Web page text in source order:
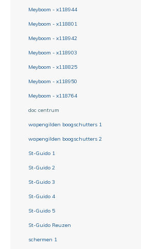
Meyboom - x118944
Meyboom - x118801
Meyboom - x118942
Meyboom - x118903
Meyboom - x118825
Meyboom - x118950
Meyboom - x118764
doc centrum
wapengilden boogschutters 1
wapengilden boogschutters 2
St-Guido 1
St-Guido 2
St-Guido 3
St-Guido 4
St-Guido 5
St-Guido Reuzen
schermen 1